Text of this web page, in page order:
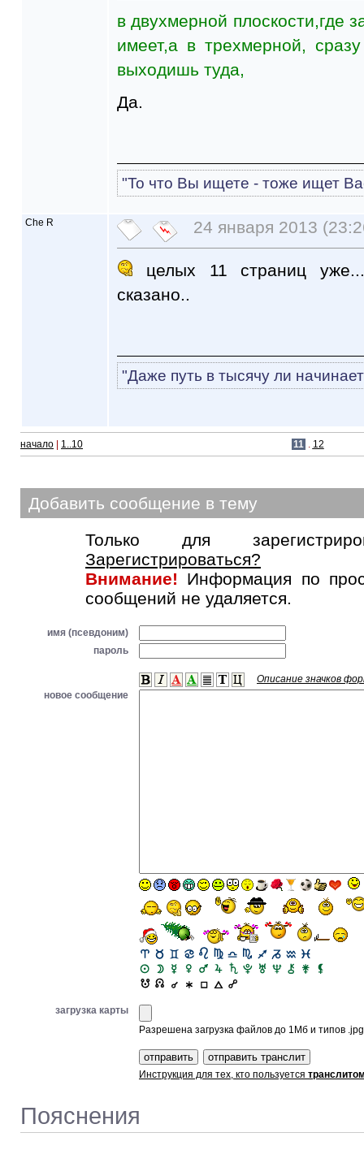
в двухмерной плоскости,где
имеет,а в трехмерной,
выходишь туда,
Да.
"То что Вы ищете - тоже ищет
Che R 24 января 2013
целых 11 страниц
сказано..
"Даже путь в тысячу ли
начало 1..10 11 . 12
Добавить сообщение в тему
Только для
Зарегистрироваться?
Внимание! Информация по
сообщений не удаляется.
имя (псевдоним)
пароль
Описание значков
новое сообщение
загрузка карты
Разрешена загрузка файлов до 1Мб и типов
Инструкция для тех, кто пользуется
Пояснения